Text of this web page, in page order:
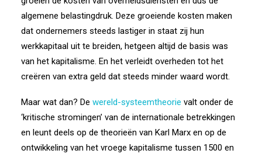
algemene belastingdruk. Deze groeiende kosten maken
dat ondernemers steeds lastiger in staat zij hun
werkkapitaal uit te breiden, hetgeen altijd de basis was
van het kapitalisme. En het verleidt overheden tot het
creëren van extra geld dat steeds minder waard wordt.
Maar wat dan? De wereld-systeemtheorie valt onder de
‘kritische stromingen’ van de internationale betrekkingen
en leunt deels op de theorieën van Karl Marx en op de
ontwikkeling van het vroege kapitalisme tussen 1500 en